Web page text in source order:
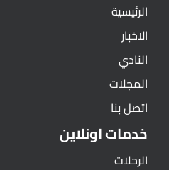
الرئيسية
الاخبار
النادي
المجلات
اتصل بنا
خدمات اونلاين
الرحلات